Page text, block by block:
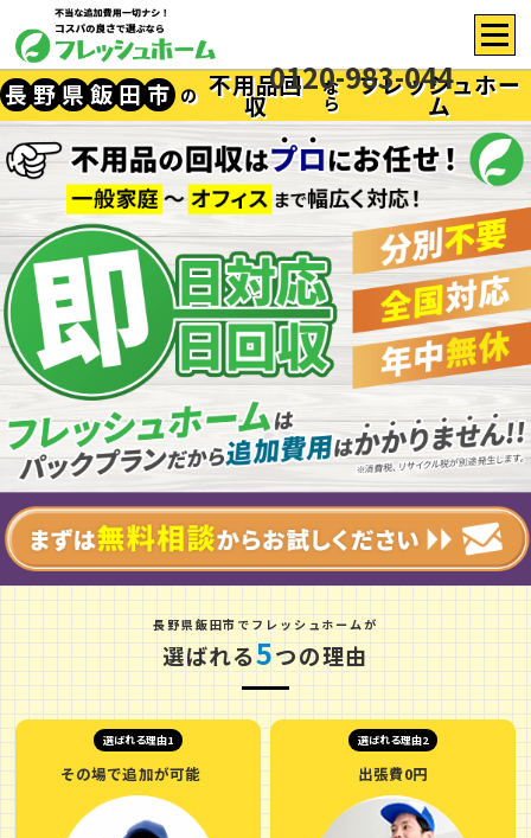
0120-983-044
長野県飯田市 の 不用品回
収
な
ら
フレッシュホー
ム
長野県飯田市 でフレッシュホームが
選ばれる5つの理由
選ばれる理由1
その場で追加が可能
選ばれる理由2
出張費0円